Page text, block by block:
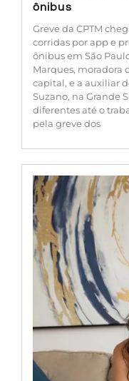
ônibus
Greve da CPTM
corridas por app e
ônibus em São
Marques, moradora
capital, e a auxiliar
Suzano, na Grande
diferentes até o
pela greve dos